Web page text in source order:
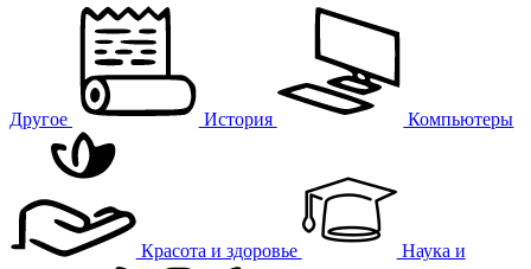
Другое История Компьютеры
Красота и здоровье Наука и